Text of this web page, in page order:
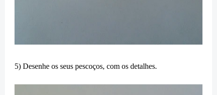
5) Desenhe os seus pescoços, com os detalhes.